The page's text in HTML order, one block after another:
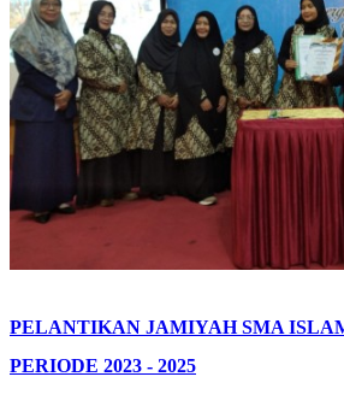
PELANTIKAN JAMIYAH SMA
PERIODE 2023 - 2025